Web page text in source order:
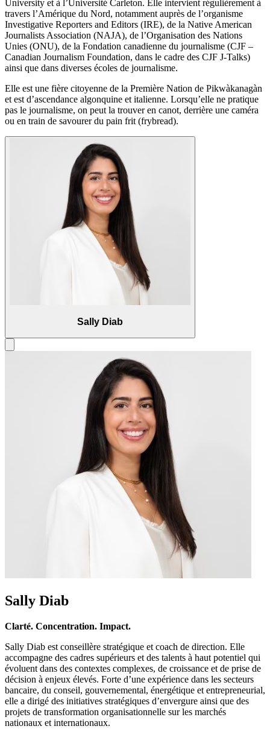
University et à l’Université Carleton. Elle intervient régulièrement à
travers l’Amérique du Nord, notamment auprès de l’organisme
Investigative Reporters and Editors (IRE), de la Native American
Journalists Association (NAJA), de l’Organisation des Nations
Unies (ONU), de la Fondation canadienne du journalisme (CJF –
Canadian Journalism Foundation, dans le cadre des CJF J-Talks)
ainsi que dans diverses écoles de journalisme.
Elle est une fière citoyenne de la Première Nation de Pikwàkanagàn
et est d’ascendance algonquine et italienne. Lorsqu’elle ne pratique
pas le journalisme, on peut la trouver en canot, derrière une caméra
ou en train de savourer du pain frit (frybread).
Sally Diab
Sally Diab
Clarté. Concentration. Impact.
Sally Diab est conseillère stratégique et coach de direction. Elle
accompagne des cadres supérieurs et des talents à haut potentiel qui
évoluent dans des contextes complexes, de croissance et de prise de
décision à enjeux élevés. Forte d’une expérience dans les secteurs
bancaire, du conseil, gouvernemental, énergétique et entrepreneurial,
elle a dirigé des initiatives stratégiques d’envergure ainsi que des
projets de transformation organisationnelle sur les marchés
nationaux et internationaux.